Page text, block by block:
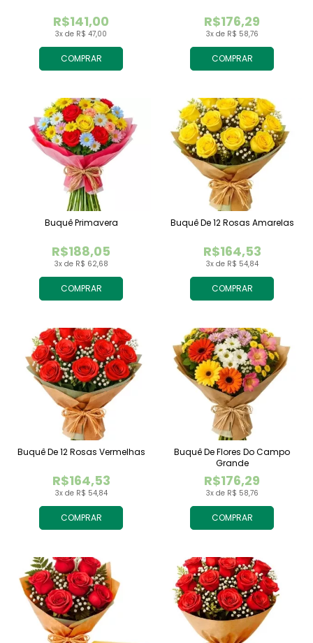
COMPRAR
3x de R$ 47,00
R$141,00
COMPRAR
3x de R$ 58,76
R$176,29
COMPRAR
3x de R$ 62,68
R$188,05
Buquê Primavera
COMPRAR
3x de R$ 54,84
R$164,53
Buquê De 12 Rosas Amarelas
COMPRAR
3x de R$ 54,84
R$164,53
Buquê De 12 Rosas Vermelhas
COMPRAR
3x de R$ 58,76
R$176,29
Buquê De Flores Do Campo
Grande